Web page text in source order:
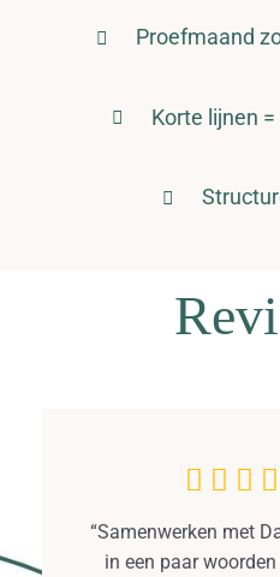
Proefmaand
Korte lijnen
“Samenwerken met
in een paar